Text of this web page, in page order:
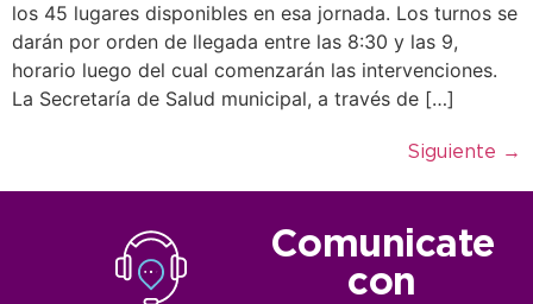
los 45 lugares disponibles en esa jornada. Los turnos se
darán por orden de llegada entre las 8:30 y las 9,
horario luego del cual comenzarán las intervenciones.
La Secretaría de Salud municipal, a través de […]
Siguiente →
Comunicate
con